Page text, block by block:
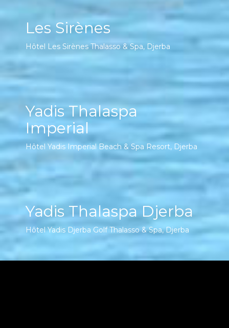
Les Sirènes
Hôtel Les Sirènes Thalasso & Spa, Djerba
Yadis Thalaspa
Imperial
Hôtel Yadis Imperial Beach & Spa Resort, Djerba
Yadis Thalaspa Djerba
Hôtel Yadis Djerba Golf Thalasso & Spa, Djerba